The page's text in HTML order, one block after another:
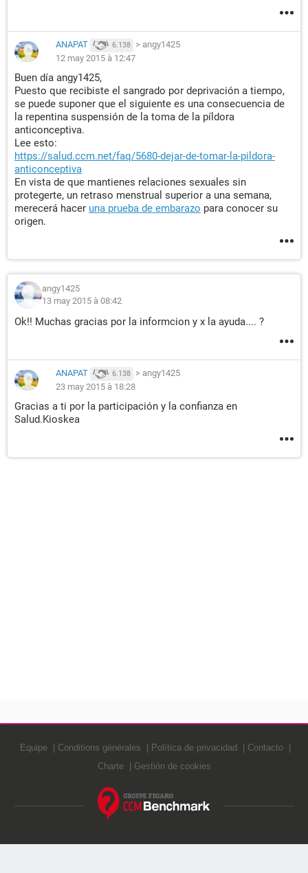
ANAPAT 6.138 > angy1425
12 may 2015 à 12:47
Buen día angy1425,
Puesto que recibiste el sangrado por deprivación a tiempo,
se puede suponer que el siguiente es una consecuencia de
la repentina suspensión de la toma de la píldora
anticonceptiva.
Lee esto:
https://salud.ccm.net/faq/5680-dejar-de-tomar-la-pildora-
anticonceptiva
En vista de que mantienes relaciones sexuales sin
protegerte, un retraso menstrual superior a una semana,
merecerá hacer una prueba de embarazo para conocer su
origen.
angy1425
13 may 2015 à 08:42
Ok!! Muchas gracias por la informcion y x la ayuda.... ?
ANAPAT 6.138 > angy1425
23 may 2015 à 18:28
Gracias a ti por la participación y la confianza en
Salud.Kioskea
Equipe Conditions générales Política de privacidad
Contacto
Charte
Gestión de cookies